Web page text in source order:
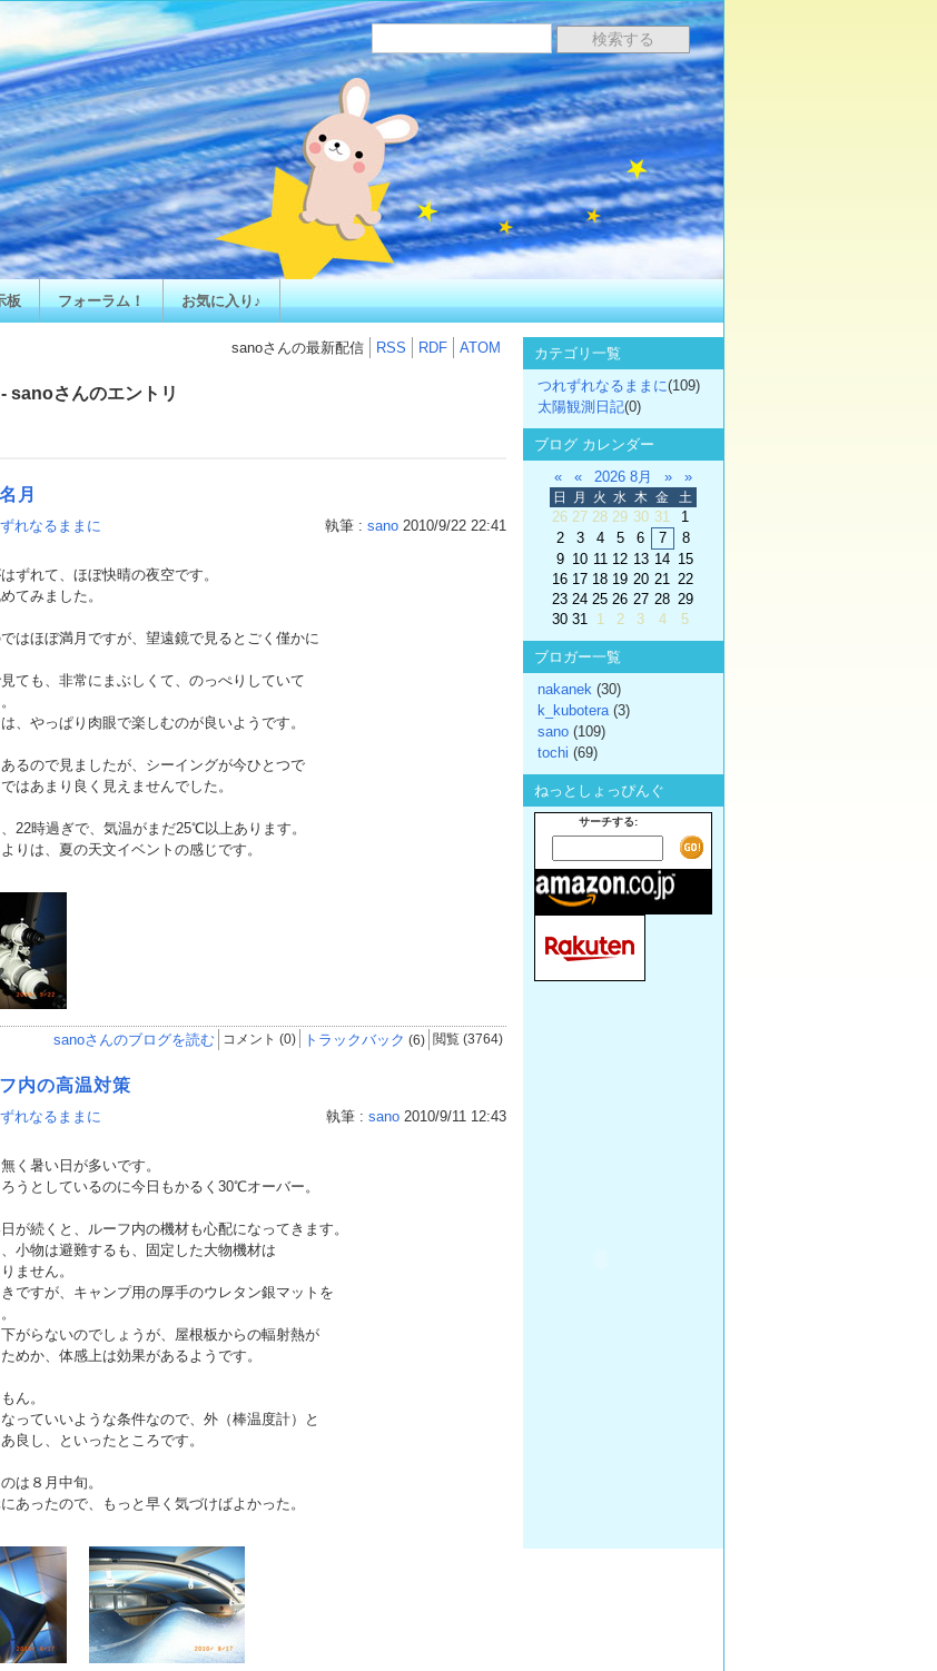
板 フォーラム！ お気に入り♪
sanoさんの最新配信 RSS RDF ATOM
sanoさんのエントリ
月
れなるままに 執筆 : sano 2010/9/22 22:41
ずれて、ほぼ快晴の夜空です。
てみました。
はほぼ満月ですが、望遠鏡で見るとごく僅かに
ても、非常にまぶしくて、のっぺりしていて
は、やっぱり肉眼で楽しむのが良いようです。
るので見ましたが、シーイングが今ひとつで
はあまり良く見えませんでした。
22時過ぎで、気温がまだ25℃以上あります。
りは、夏の天文イベントの感じです。
sanoさんのブログを読む コメント (0) トラックバック (6) 閲覧 (3764)
内の高温対策
れなるままに 執筆 : sano 2010/9/11 12:43
く暑い日が多いです。
うとしているのに今日もかるく30℃オーバー。
が続くと、ルーフ内の機材も心配になってきます。
、小物は避難するも、固定した大物機材は
ません。
ですが、キャンプ用の厚手のウレタン銀マットを
がらないのでしょうが、屋根板からの輻射熱が
めか、体感上は効果があるようです。
ん。
っていいような条件なので、外（棒温度計）と
良し、といったところです。
は８月中旬。
あったので、もっと早く気づけばよかった。
カテゴリ一覧
つれずれなるままに(109)
太陽観測日記(0)
ブログ カレンダー
«
« 2026 8月 » »
日 月 火 水 木 金 土
26 27 28 29 30 31
1
2
3 4 5 6 7
8
9 10 11 12 13 14 15
16 17 18 19 20 21 22
23 24 25 26 27 28 29
30 31 1 2 3 4 5
ブロガー一覧
nakanek (30)
k_kubotera(3)
sano (109)
tochi (69)
ねっとしょっぴんぐ
サーチする: